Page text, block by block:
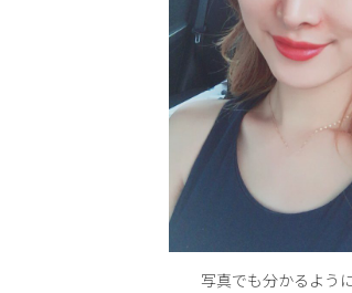
写真でも分かるよう